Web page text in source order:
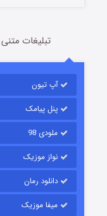
تبلیغات متنی
آپ تیون
پنل پیامک
ملودی 98
نواز موزیک
دانلود رمان
میفا موزیک